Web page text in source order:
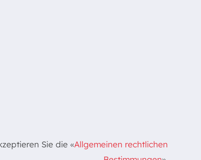
Sie die «Allgemeinen rechtlichen